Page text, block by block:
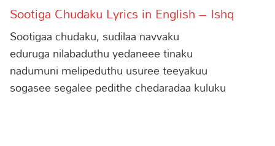
Sootiga Chudaku Lyrics in English – Ishq
Sootigaa chudaku, sudilaa navvaku
eduruga nilabaduthu yedaneee tinaku
nadumuni melipeduthu usuree teeyakuu
sogasee segalee pedithe chedaradaa kuluku